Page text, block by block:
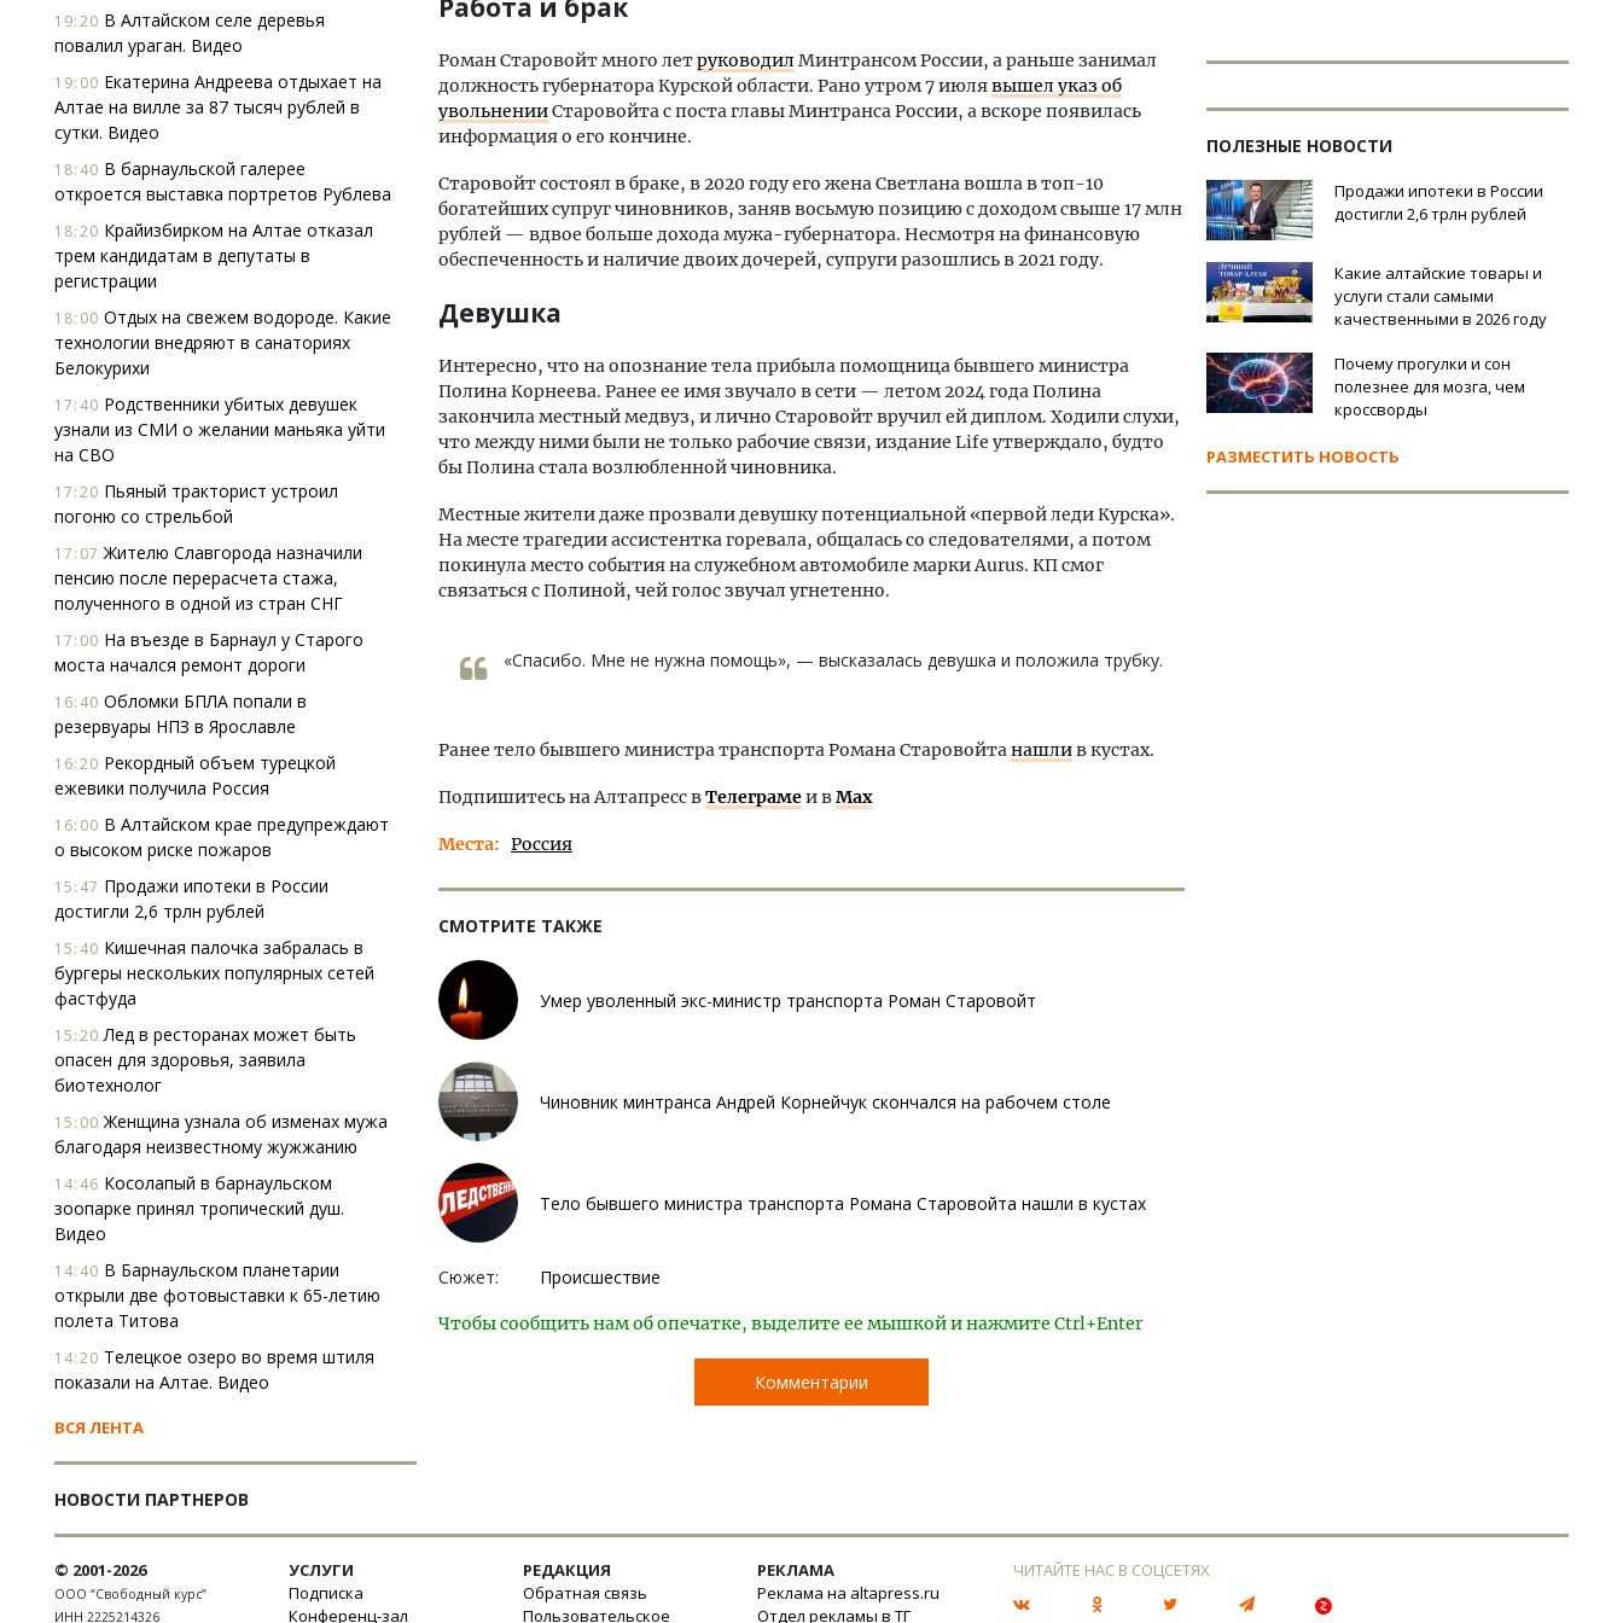
19:20 В Алтайском селе деревья
повалил ураган. Видео
19:00 Екатерина Андреева отдыхает на
Алтае на вилле за 87 тысяч рублей в
сутки. Видео
18:40 В барнаульской галерее
откроется выставка портретов Рублева
18:20 Крайизбирком на Алтае отказал
трем кандидатам в депутаты в
регистрации
18:00 Отдых на свежем водороде. Какие
технологии внедряют в санаториях
Белокурихи
17:40 Родственники убитых девушек
узнали из СМИ о желании маньяка уйти
на СВО
17:20 Пьяный тракторист устроил
погоню со стрельбой
17:07 Жителю Славгорода назначили
пенсию после перерасчета стажа,
полученного в одной из стран СНГ
17:00 На въезде в Барнаул у Старого
моста начался ремонт дороги
16:40 Обломки БПЛА попали в
резервуары НПЗ в Ярославле
16:20 Рекордный объем турецкой
ежевики получила Россия
16:00 В Алтайском крае предупреждают
о высоком риске пожаров
15:47 Продажи ипотеки в России
достигли 2,6 трлн рублей
15:40 Кишечная палочка забралась в
бургеры нескольких популярных сетей
фастфуда
15:20 Лед в ресторанах может быть
опасен для здоровья, заявила
биотехнолог
15:00 Женщина узнала об изменах мужа
благодаря неизвестному жужжанию
14:46 Косолапый в барнаульском
зоопарке принял тропический душ.
Видео
14:40 В Барнаульском планетарии
открыли две фотовыставки к 65-летию
полета Титова
14:20 Телецкое озеро во время штиля
показали на Алтае. Видео
ВСЯ ЛЕНТА
НОВОСТИ ПАРТНЕРОВ
Работа и брак
Роман Старовойт много летруководилМинтрансом России, а раньше занимал
должность губернатора Курской области. Рано утром 7 июлявышел указ об
увольненииСтаровойта с поста главы Минтранса России, а вскоре появилась
информация о его кончине.
Старовойт состоял в браке, в 2020 году его жена Светлана вошла в топ-10
богатейших супруг чиновников, заняв восьмую позицию с доходом свыше 17 млн
рублей — вдвое больше дохода мужа-губернатора. Несмотря на финансовую
обеспеченность и наличие двоих дочерей, супруги разошлись в 2021 году.
Девушка
Интересно, что на опознание тела прибыла помощница бывшего министра
Полина Корнеева. Ранее ее имя звучало в сети — летом 2024 года Полина
закончила местный медвуз, и лично Старовойт вручил ей диплом. Ходили слухи,
что между ними были не только рабочие связи, издание Life утверждало, будто
бы Полина стала возлюбленной чиновника.
Местные жители даже прозвали девушку потенциальной «первой леди Курска».
На месте трагедии ассистентка горевала, общалась со следователями, а потом
покинула место события на служебном автомобиле марки Aurus. КП смог
связаться с Полиной, чей голос звучал угнетенно.
«Спасибо. Мне не нужна помощь», — высказалась девушка и положила трубку.
Ранее тело бывшего министра транспорта Романа Старовойтанашлив кустах.
Подпишитесь на Алтапресс вТелеграмеи вMax
Места Россия
СМОТРИТЕ ТАКЖЕ
Умер уволенный экс-министр транспорта Роман Старовойт
Чиновник минтранса Андрей Корнейчук скончался на рабочем столе
Тело бывшего министра транспорта Романа Старовойта нашли в кустах
Сюжет: Происшествие
Чтобы сообщить нам об опечатке, выделите ее мышкой и нажмите Ctrl+Enter
Комментарии
ПОЛЕЗНЫЕ НОВОСТИ
Продажи ипотеки в России
достигли 2,6 трлн рублей
Какие алтайские товары и
услуги стали самыми
качественными в 2026 году
Почему прогулки и сон
полезнее для мозга, чем
кроссворды
РАЗМЕСТИТЬ НОВОСТЬ
© 2001-2026
ООО “Свободный курс”
ИНН 2225214326
УСЛУГИ
Подписка
Конференц-зал
РЕДАКЦИЯ
Обратная связь
Пользовательское
РЕКЛАМА
Реклама на altapress.ru
Отдел рекламы в ТГ
ЧИТАЙТЕ НАС В СОЦСЕТЯХ